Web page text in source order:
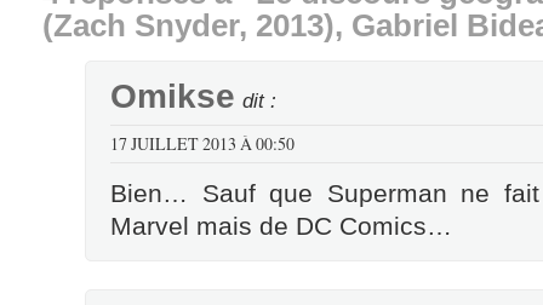
(Zach Snyder, 2013), Gabriel
Omikse dit :
17 JUILLET 2013 À 00:50
Bien… Sauf que Superman ne
Marvel mais de DC Comics…